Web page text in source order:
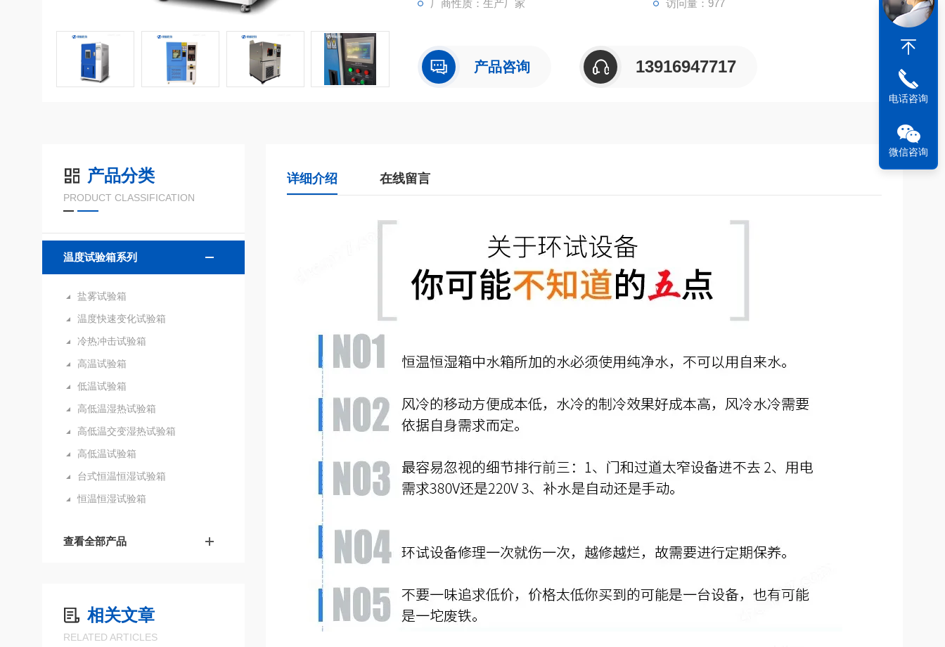
厂商性质：生产厂家 访问量：977
产品咨询 13916947717
产品分类
PRODUCT CLASSIFICATION
温度试验箱系列
盐雾试验箱
温度快速变化试验箱
冷热冲击试验箱
高温试验箱
低温试验箱
高低温湿热试验箱
高低温交变湿热试验箱
高低温试验箱
台式恒温恒湿试验箱
恒温恒湿试验箱
查看全部产品
相关文章
RELATED ARTICLES
详细介绍 在线留言
电话咨询
微信咨询